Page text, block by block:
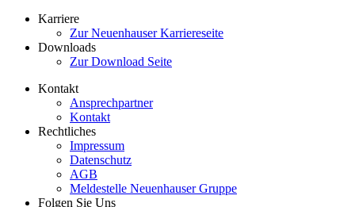
Karriere
Zur Neuenhauser Karriereseite
Downloads
Zur Download Seite
Kontakt
Ansprechpartner
Kontakt
Rechtliches
Impressum
Datenschutz
AGB
Meldestelle Neuenhauser Gruppe
Folgen Sie Uns